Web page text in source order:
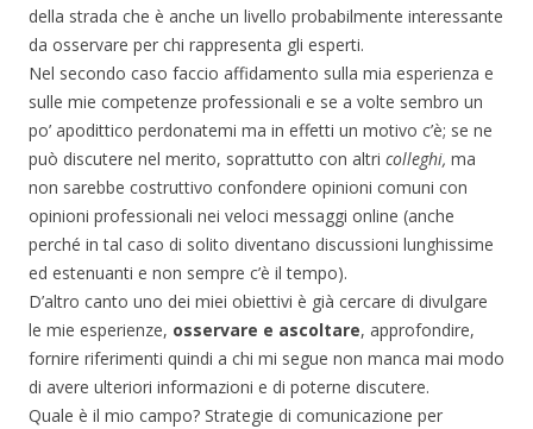
della strada che è anche un livello probabilmente interessante
da osservare per chi rappresenta gli esperti.
Nel secondo caso faccio affidamento sulla mia esperienza e
sulle mie competenze professionali e se a volte sembro un
po’ apodittico perdonatemi ma in effetti un motivo c’è; se ne
può discutere nel merito, soprattutto con altri colleghi, ma
non sarebbe costruttivo confondere opinioni comuni con
opinioni professionali nei veloci messaggi online (anche
perché in tal caso di solito diventano discussioni lunghissime
ed estenuanti e non sempre c’è il tempo).
D’altro canto uno dei miei obiettivi è già cercare di divulgare
le mie esperienze, osservare e ascoltare, approfondire,
fornire riferimenti quindi a chi mi segue non manca mai modo
di avere ulteriori informazioni e di poterne discutere.
Quale è il mio campo? Strategie di comunicazione per